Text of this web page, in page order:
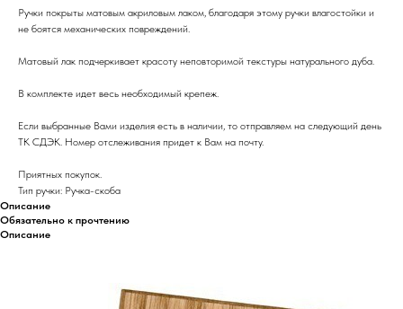
Ручки покрыты матовым акриловым лаком, благодаря этому ручки влагостойки и
не боятся механических повреждений.
Матовый лак подчеркивает красоту неповторимой текстуры натурального дуба.
В комплекте идет весь необходимый крепеж.
Если выбранные Вами изделия есть в наличии, то отправляем на следующий день
ТК СДЭК. Номер отслеживания придет к Вам на почту.
Приятных покупок.
Тип ручки: Ручка-скоба
Описание
Обязательно к прочтению
Описание